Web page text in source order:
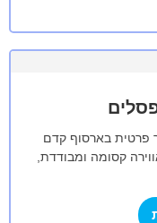
פרטית בארסוף קדם
קסומה ומבודדת,